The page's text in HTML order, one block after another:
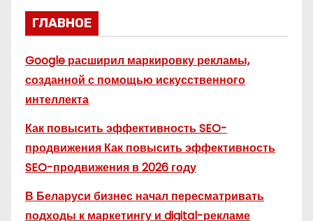
ГЛАВНОЕ
Google расширил маркировку рекламы,
созданной с помощью искусственного
интеллекта
Как повысить эффективность SEO-
продвижения Как повысить эффективность
SEO-продвижения в 2026 году
В Беларуси бизнес начал пересматривать
подходы к маркетингу и digital-рекламе